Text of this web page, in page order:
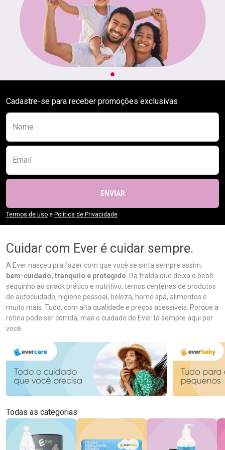
Cadastre-se para receber promoções exclusivas
Preencha o formulário abaixo para se
Nome
Email
ENVIAR
Termos de uso e Política de Privacidade
Cuidar com Ever é cuidar sempre.
A Ever nasceu pra fazer com que você se sinta sempre assim:
bem-cuidado, tranquilo e protegido . Da fralda que deixa o bebê
sequinho ao snack prático e nutritivo, temos centenas de produtos
de autocuidado, higiene pessoal, beleza, home spa, alimentos e
muito mais. Tudo, com alta qualidade e preços acessíveis. Porque a
rotina pode ser corrida, mas o cuidado de Ever tá sempre aqui por
você.
Todas as categorias